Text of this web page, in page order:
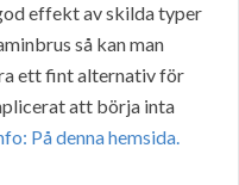
effekt av skilda typer
så kan man
ett fint alternativ för
att börja inta
På denna hemsida.